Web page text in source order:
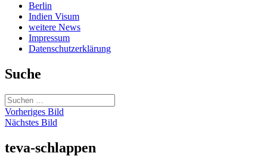
Berlin
Indien Visum
weitere News
Impressum
Datenschutzerklärung
Suche
Suchen
nach:
Vorheriges Bild
Nächstes Bild
teva-schlappen